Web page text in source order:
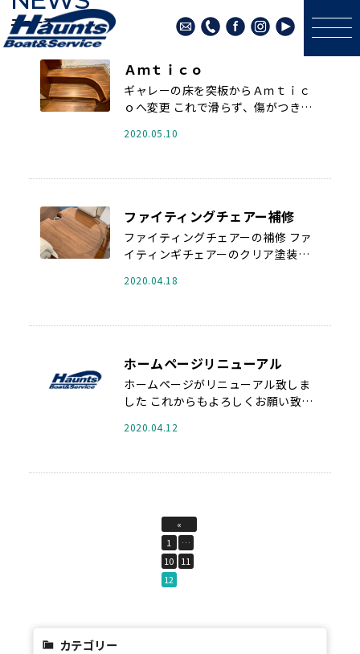
ニュース
Ａｍｔｉｃｏ
ギャレーの床を突板からＡｍｔｉｃ
ｏへ変更 これで滑らず、傷がつきに
2020.05.10
ファイティングチェアー補修
ファイティングチェアーの補修 ファ
イティンギチェアーのクリア塗装は
固めて ...
2020.04.18
ホームページリニューアル
ホームページがリニューアル致しま
した これからもよろしくお願い致し
2020.04.12
«
1
…
10
11
12
カテゴリー